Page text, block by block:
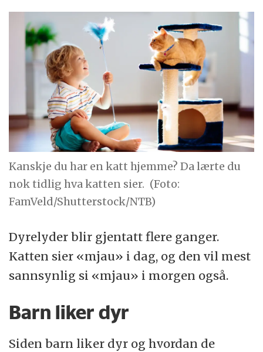
Kanskje du har en katt hjemme? Da lærte du
nok tidlig hva katten sier. (Foto:
FamVeld/Shutterstock/NTB)
Dyrelyder blir gjentatt flere ganger.
Katten sier «mjau» i dag, og den vil mest
sannsynlig si «mjau» i morgen også.
Barn liker dyr
Siden barn liker dyr og hvordan de